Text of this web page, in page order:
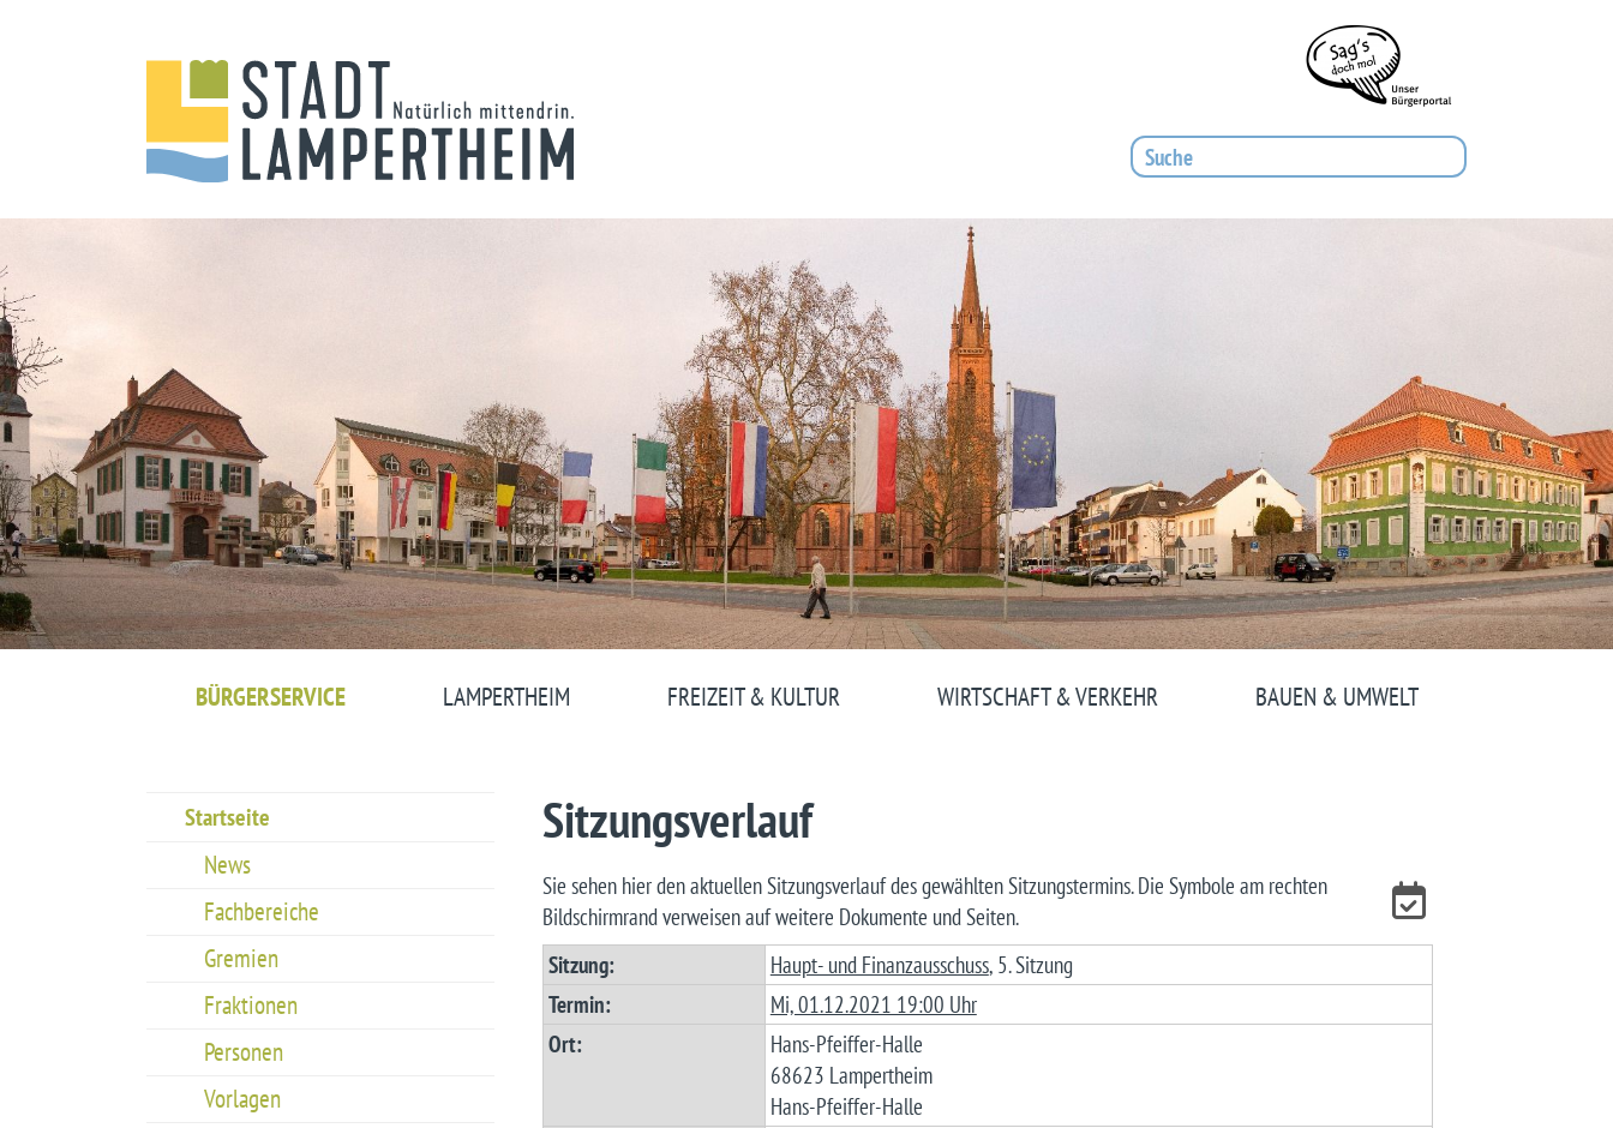
BÜRGERSERVICE LAMPERTHEIM FREIZEIT & KULTUR WIRTSCHAFT & VERKEHR BAUEN & UMWELT
Startseite
News
Fachbereiche
Gremien
Fraktionen
Personen
Vorlagen
Sitzungsverlauf
Sie sehen hier den aktuellen Sitzungsverlauf des gewählten Sitzungstermins. Die Symbole am rechten
Bildschirmrand verweisen auf weitere Dokumente und Seiten.
Sitzung:
Haupt- und Finanzausschuss, 5. Sitzung
Termin:
Mi, 01.12.2021 19:00 Uhr
Ort:
Hans-Pfeiffer-Halle
68623 Lampertheim
Hans-Pfeiffer-Halle